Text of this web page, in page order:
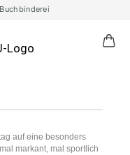
auf eine besonders
markant, mal sportlich